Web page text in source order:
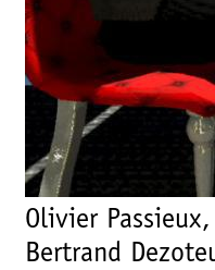
Olivier
Bertrand